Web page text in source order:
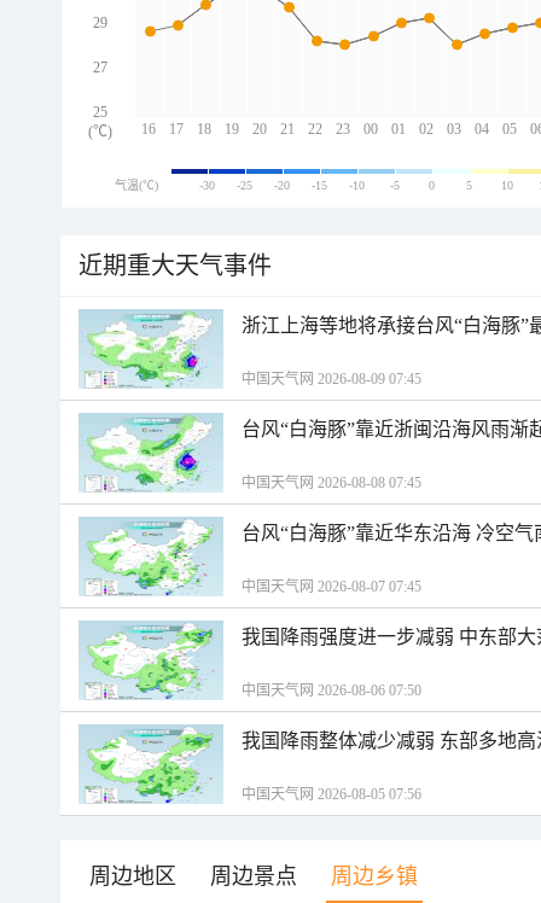
16 17 18 19 20 21 22 23 00 01 02 03 04 05
29
27
25
(℃)
气温(℃) -30 -25 -20 -15 -10 -5 0 5 10
近期重大天气事件
浙江上海等地将承接台风“白海豚”
中国天气网 2026-08-09 07:45
台风“白海豚”靠近浙闽沿海风雨渐
中国天气网 2026-08-08 07:45
台风“白海豚”靠近华东沿海 冷空
中国天气网 2026-08-07 07:45
我国降雨强度进一步减弱 中东部
中国天气网 2026-08-06 07:50
我国降雨整体减少减弱 东部多地
中国天气网 2026-08-05 07:56
周边地区 周边景点 周边乡镇